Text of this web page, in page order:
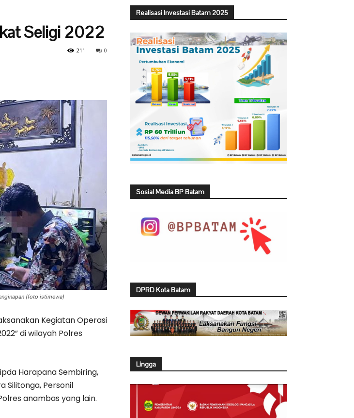
Seligi 2022
0
211
(foto istimewa)
Kegiatan Operasi
di wilayah Polres
Harapana Sembiring,
Silitonga, Personil
anambas yang lain.
Realisasi Investasi Batam 2025
Sosial Media BP Batam
DPRD Kota Batam
Lingga